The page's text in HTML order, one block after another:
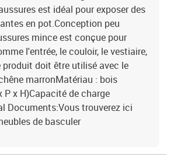
est idéal pour exposer des
en pot.Conception peu
mince est conçue pour
l'entrée, le couloir, le vestiaire,
doit être utilisé avec le
marronMatériau : bois
x H)Capacité de charge
Documents:Vous trouverez ici
de basculer